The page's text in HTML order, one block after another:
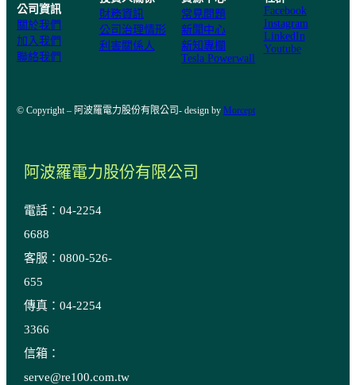
公司資訊
關於我們
加入我們
聯絡我們
財務資訊
公司治理情形
利害關係人
常見問題
新聞中心
新知專欄
Tesla Powerwall
Facebook
Instagram
LinkedIn
Youtube
© Copyright – 阿波羅電力股份有限公司- design by Morcept
阿波羅電力股份有限公司
電話：04-2254
6688
客服：0800-526-
655
傳真：04-2254
3366
信箱：
serve@re100.com.tw